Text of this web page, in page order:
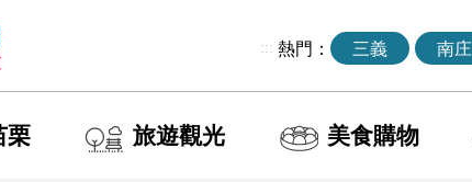
::: 熱門： 三義 南庄
栗 旅遊觀光 美食購物